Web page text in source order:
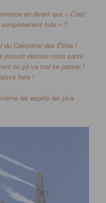
en disant que « C’est
folle » ?
du Calendrier des Élites !
détruire notre santé
où çà va mal se passer !
faire !
les esprits les plus